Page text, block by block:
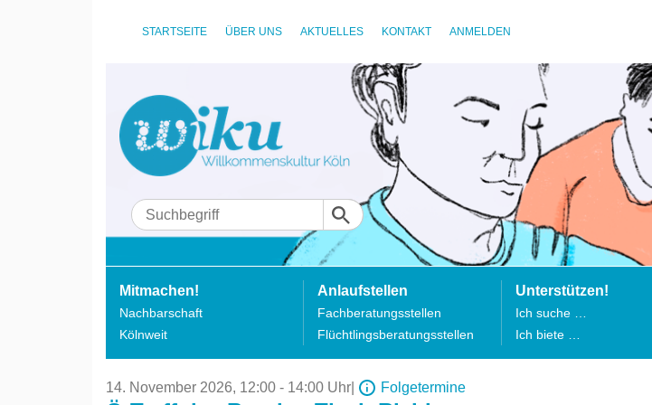
STARTSEITE ÜBER UNS AKTUELLES KONTAKT ANMELDEN
Mitmachen!
Nachbarschaft
Kölnweit
Anlaufstellen
Fachberatungsstellen
Flüchtlingsberatungsstellen
Unterstützen!
Ich suche …
Ich biete …
14. November 2026, 12:00 - 14:00 Uhr Folgetermine